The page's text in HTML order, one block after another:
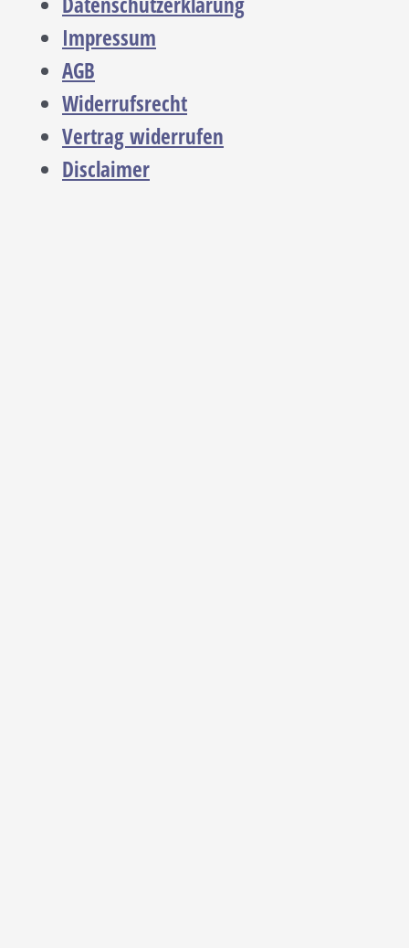
Impressum
AGB
Widerrufsrecht
Vertrag widerrufen
Disclaimer